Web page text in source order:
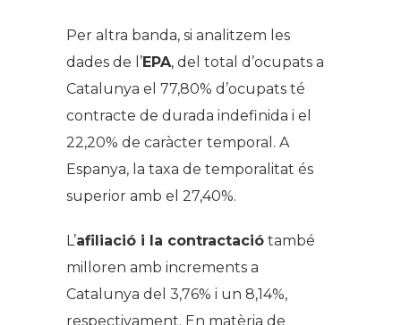
Per altra banda, si analitzem les
dades de l’EPA, del total d’ocupats a
Catalunya el 77,80% d’ocupats té
contracte de durada indefinida i el
22,20% de caràcter temporal. A
Espanya, la taxa de temporalitat és
superior amb el 27,40%.
L’afiliació i la contractació també
milloren amb increments a
Catalunya del 3,76% i un 8,14%,
respectivament. En matèria de